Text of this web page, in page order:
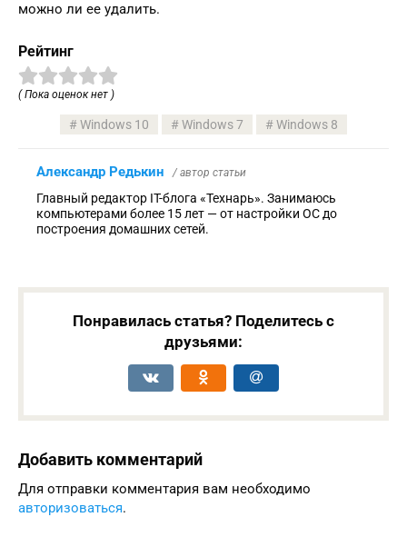
можно ли ее удалить.
Рейтинг
( Пока оценок нет )
Windows 10 Windows 7 Windows 8
Александр Редькин / автор статьи
Главный редактор IT-блога «Технарь». Занимаюсь
компьютерами более 15 лет — от настройки ОС до
построения домашних сетей.
Понравилась статья? Поделитесь с
друзьями:
Добавить комментарий
Для отправки комментария вам необходимо
авторизоваться.